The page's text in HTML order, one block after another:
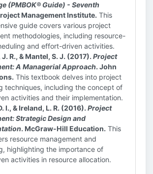
(PMBOK® Guide) - Seventh
Management Institute. This
guide covers various project
methodologies, including resource-
and effort-driven activities.
R., & Mantel, S. J. (2017). Project
A Managerial Approach. John
This textbook delves into project
techniques, including the concept of
activities and their implementation.
I., & Ireland, L. R. (2016). Project
Strategic Design and
. McGraw-Hill Education. This
resource management and
highlighting the importance of
activities in resource allocation.